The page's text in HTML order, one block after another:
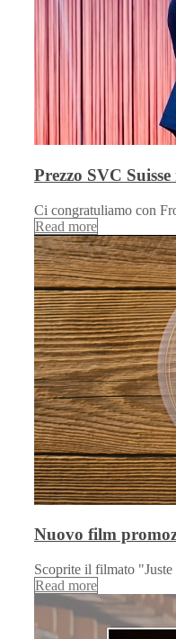
Prezzo SVC
Ci congratuliamo con
Read more
Nuovo film
Scoprite il filmato
Read more